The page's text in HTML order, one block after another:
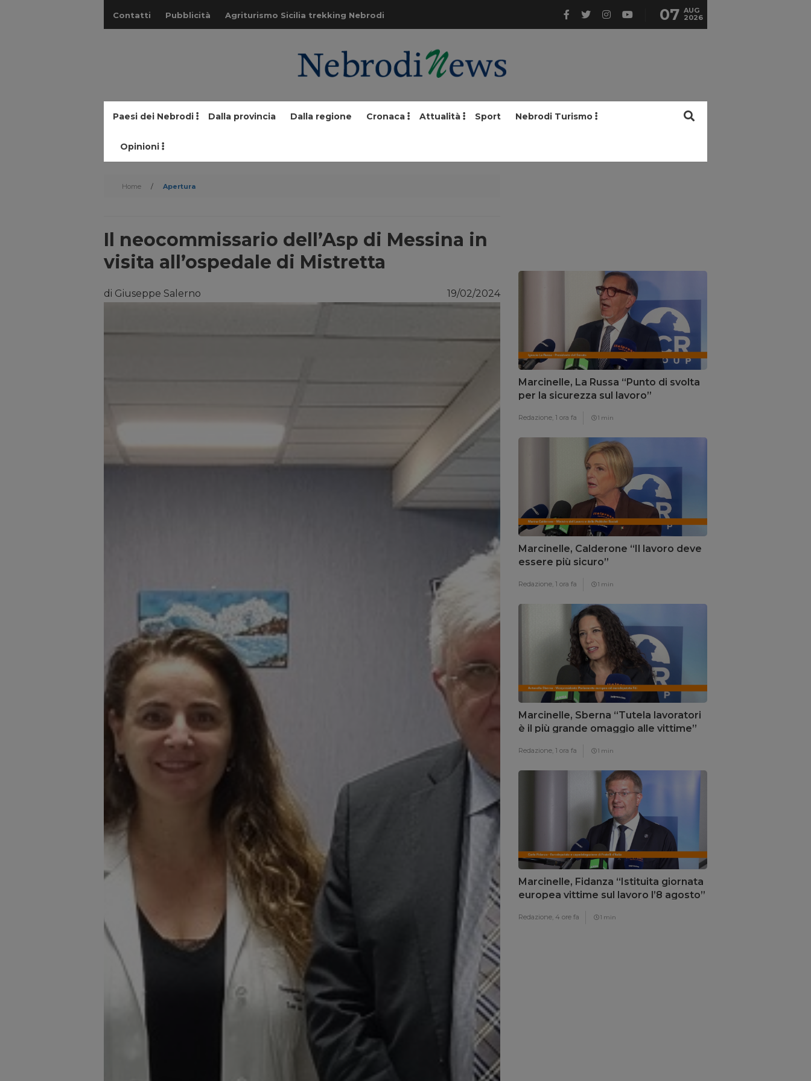
Contatti Pubblicità Agriturismo Sicilia trekking Nebrodi 07 AUG
2026
Paesi dei Nebrodi Dalla provincia Dalla regione Cronaca Attualità Sport Nebrodi Turismo
Opinioni
Home / Apertura
Il neocommissario dell’Asp di Messina in
visita all’ospedale di Mistretta
di Giuseppe Salerno 19/02/2024
Marcinelle, La Russa “Punto di svolta
per la sicurezza sul lavoro”
Redazione, 1 ora fa 1 min
Marcinelle, Calderone “Il lavoro deve
essere più sicuro”
Redazione, 1 ora fa 1 min
Marcinelle, Sberna “Tutela lavoratori
è il più grande omaggio alle vittime”
Redazione, 1 ora fa 1 min
Marcinelle, Fidanza “Istituita giornata
europea vittime sul lavoro l’8 agosto”
Redazione, 4 ore fa 1 min